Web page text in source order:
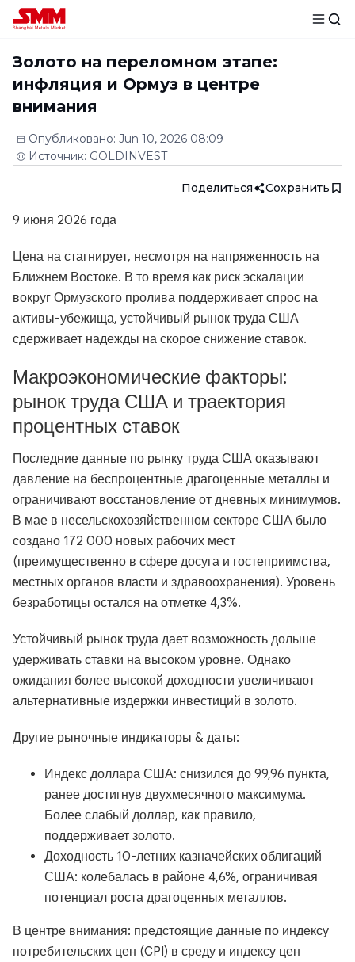
Золото на переломном этапе:
инфляция и Ормуз в центре
внимания
Опубликовано: Jun 10, 2026 08:09
Источник: GOLDINVEST
Поделиться Сохранить
9 июня 2026 года
Цена на стагнирует, несмотря на напряженность на
Ближнем Востоке. В то время как риск эскалации
вокруг Ормузского пролива поддерживает спрос на
активы-убежища, устойчивый рынок труда США
сдерживает надежды на скорое снижение ставок.
Макроэкономические факторы:
рынок труда США и траектория
процентных ставок
Последние данные по рынку труда США оказывают
давление на беспроцентные драгоценные металлы и
ограничивают восстановление от дневных минимумов.
В мае в несельскохозяйственном секторе США было
создано 172 000 новых рабочих мест
(преимущественно в сфере досуга и гостеприимства,
местных органов власти и здравоохранения). Уровень
безработицы остался на отметке 4,3%.
Устойчивый рынок труда дает возможность дольше
удерживать ставки на высоком уровне. Однако
ожидания более высокой доходности увеличивают
альтернативные издержки инвестиций в золото.
Другие рыночные индикаторы & даты:
Индекс доллара США: снизился до 99,96 пункта,
ранее достигнув двухмесячного максимума.
Более слабый доллар, как правило,
поддерживает золото.
Доходность 10-летних казначейских облигаций
США: колебалась в районе 4,6%, ограничивая
потенциал роста драгоценных металлов.
В центре внимания: предстоящие данные по индексу
потребительских цен (CPI) в среду и индексу цен